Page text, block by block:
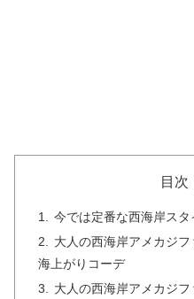
目次
今では定番な西海岸スタ
大人の西海岸アメカジ
海上がりコーデ
大人の西海岸アメカジ